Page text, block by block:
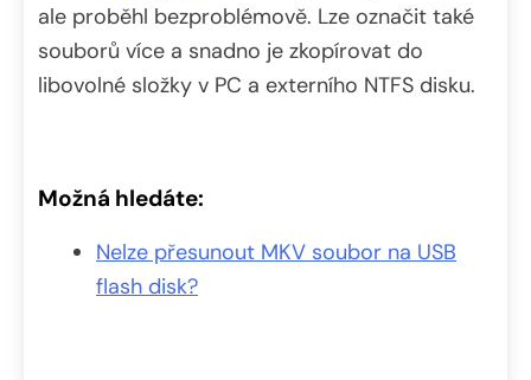
ale proběhl bezproblémově. Lze označit také
souborů více a snadno je zkopírovat do
libovolné složky v PC a externího NTFS disku.
Možná hledáte:
Nelze přesunout MKV soubor na USB
flash disk?